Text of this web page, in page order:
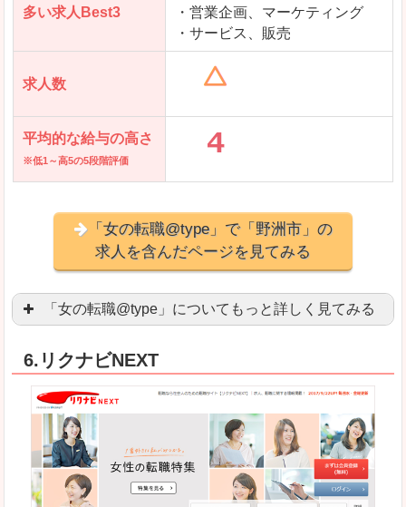
多い求人Best3
・営業企画、マーケティング
・サービス、販売
求人数
平均的な給与の高さ
※低1～高5の5段階評価
「女の転職@type」で「野洲市」の
求人を含んだページを見てみる
「女の転職@type」についてもっと詳しく見てみる
良いところ
正社員求人が約80％、正社員で長く働きたい方に
働く女のワーク＆ライフマガジン「woman type
求人の掲載数が少ないです。
6.リクナビNEXT